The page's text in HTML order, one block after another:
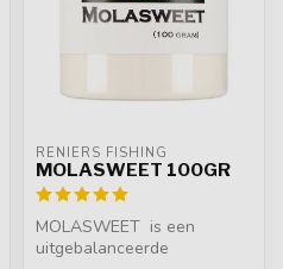
RENIERS FISHING
MOLASWEET 100GR
MOLASWEET is een
uitgebalanceerde